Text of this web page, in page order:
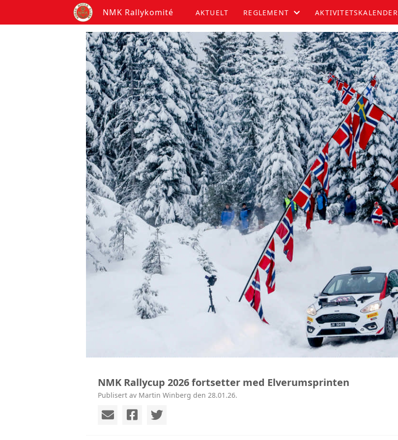
NMK Rallykomité AKTUELT REGLEMENT
JUNIOR
SENIOR
AKTIVITETSKALENDER
NMK Rallycup 2026 fortsetter med Elverumsprinten
Publisert av Martin Winberg den 28.01.26.